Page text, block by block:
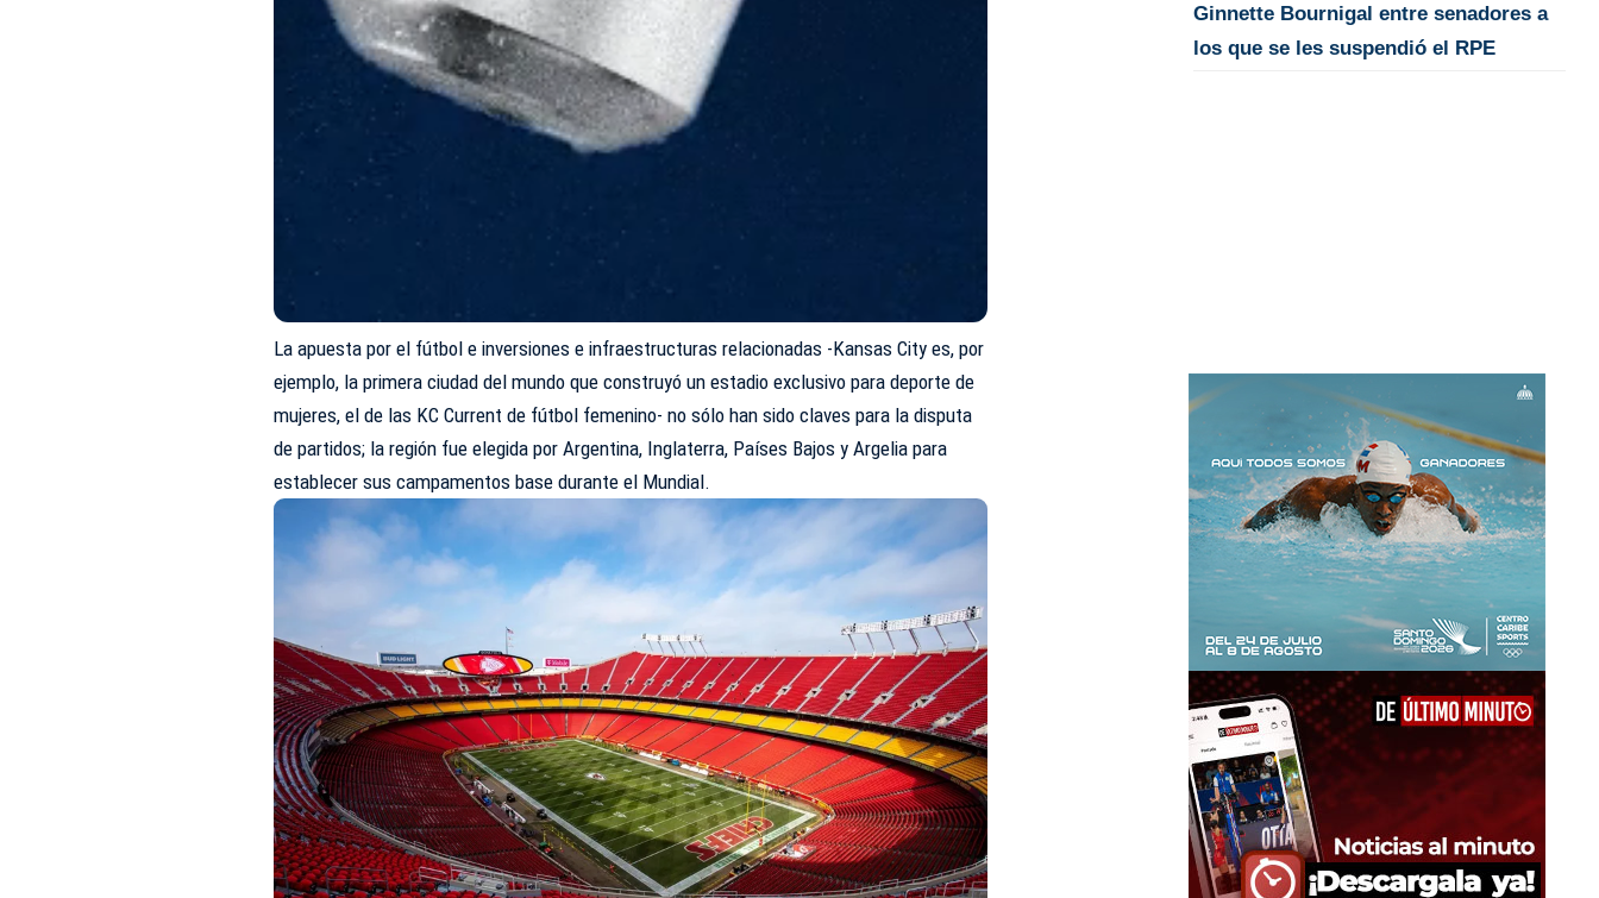
La apuesta por el fútbol e inversiones e infraestructuras relacionadas -Kansas City es, por
ejemplo, la primera ciudad del mundo que construyó un estadio exclusivo para deporte de
mujeres, el de las KC Current de fútbol femenino- no sólo han sido claves para la disputa
de partidos; la región fue elegida por Argentina, Inglaterra, Países Bajos y Argelia para
establecer sus campamentos base durante el Mundial.
Ginnette Bournigal entre senadores a
los que se les suspendió el RPE